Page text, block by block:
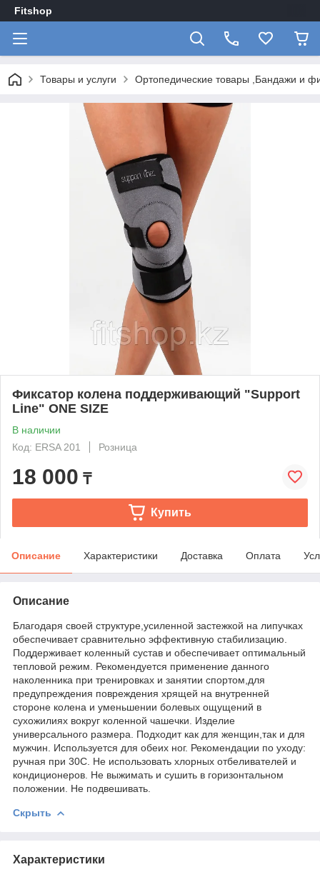
Fitshop
Товары и услуги Ортопедические товары ,Бандажи и
Фиксатор колена поддерживающий "Support
Line" ONE SIZE
В наличии
Код: ERSA 201
Розница
18 000 ₸
Купить
Описание Характеристики Доставка Оплата
Описание
Благодаря своей структуре,усиленной застежкой на липучках
обеспечивает сравнительно эффективную стабилизацию.
Поддерживает коленный сустав и обеспечивает оптимальный
тепловой режим. Рекомендуется применение данного
наколенника при тренировках и занятии спортом,для
предупреждения повреждения хрящей на внутренней
стороне колена и уменьшении болевых ощущений в
сухожилиях вокруг коленной чашечки. Изделие
универсального размера. Подходит как для женщин,так и для
мужчин. Используется для обеих ног. Рекомендации по уходу:
ручная при 30С. Не использовать хлорных отбеливaтелей и
кондиционеров. Не выжимать и сушить в горизонтальном
положении. Не подвешивать.
Скрыть
Характеристики